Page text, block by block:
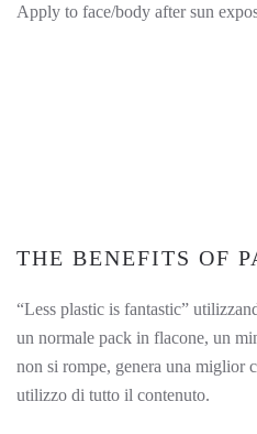
Apply to face/body after sun
THE BENEFITS OF
“Less plastic is fantastic”
un normale pack in flacone, un
non si rompe, genera una miglior
utilizzo di tutto il contenuto.